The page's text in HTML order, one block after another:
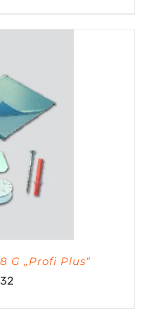
G „Profi Plus“